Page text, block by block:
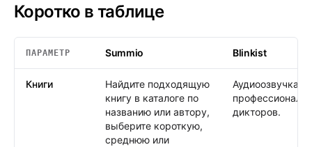
Коротко в таблице
ПАРАМЕТР Summio Blinkist
Книги
Найдите подходящую
книгу в каталоге по
названию или автору,
выберите короткую,
среднюю или
Аудиоозвучка от
дикторов.